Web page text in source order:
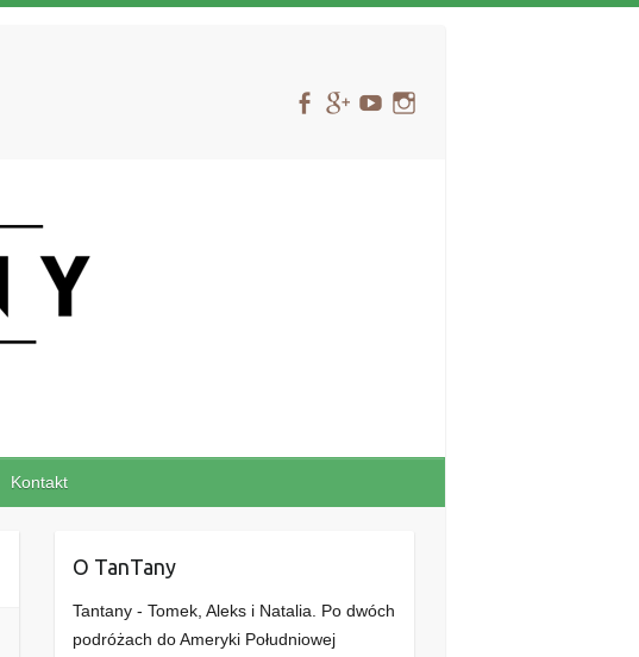
Kontakt
O TanTany
Tantany - Tomek, Aleks i Natalia. Po dwóch
podróżach do Ameryki Południowej